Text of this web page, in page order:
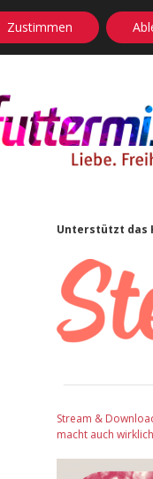
Unterstützt das
Stream &
macht auch
Zustimmen